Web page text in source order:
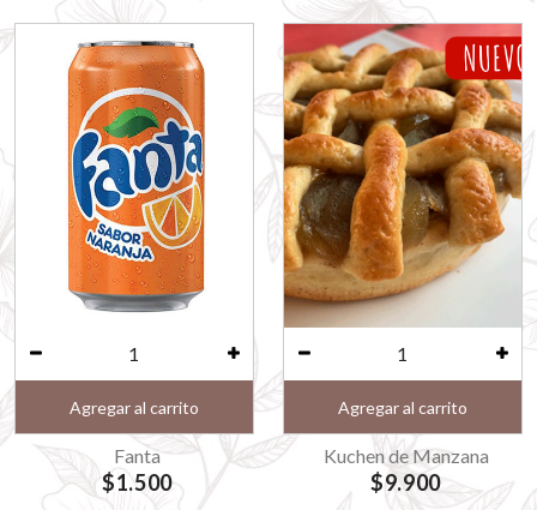
Agregar al carrito
Fanta
$1.500
Agregar al carrito
Kuchen de Manzana
$9.900